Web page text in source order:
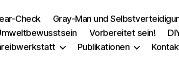
Check Gray-Man und
Vorbereitet sein!
Publikationen